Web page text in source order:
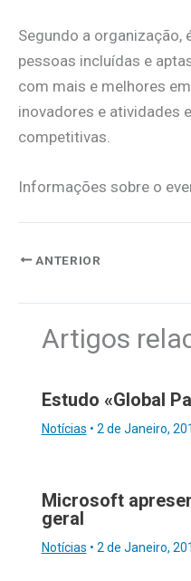
Segundo a organização,
pessoas incluídas e
com mais e melhores
inovadores e atividades
competitivas.
Informações sobre o
ANTERIOR
Artigos
Estudo «Global
Notícias • 2 de Janeiro,
Microsoft
geral
Notícias • 2 de Janeiro,